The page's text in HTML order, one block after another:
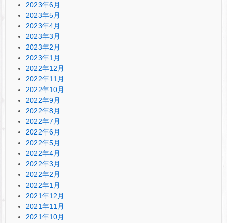
2023年6月
2023年5月
2023年4月
2023年3月
2023年2月
2023年1月
2022年12月
2022年11月
2022年10月
2022年9月
2022年8月
2022年7月
2022年6月
2022年5月
2022年4月
2022年3月
2022年2月
2022年1月
2021年12月
2021年11月
2021年10月